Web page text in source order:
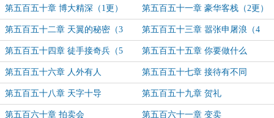
第五百五十章 博大精深（1更） 第五百五十一章 豪华客栈（2更）
第五百五十二章 天翼的秘密（3
更）
第五百五十三章 嚣张申屠浪（4
更）
第五百五十四章 徒手接奇兵（5
更）
第五百五十五章 你要做什么
第五百五十六章 人外有人 第五百五十七章 接待有不同
第五百五十八章 天字十导 第五百五十九章 贺礼
第五百六十章 拍卖会 第五百六十一章 变卖